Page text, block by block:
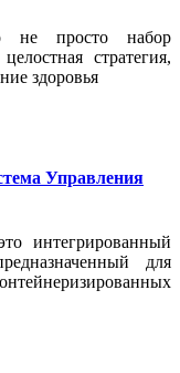
не просто набор
стратегия,
здоровья
Управления
интегрированный
для